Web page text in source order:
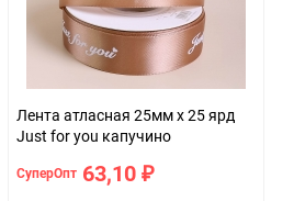
Лента атласная 25мм х 25 ярд
Just for you капучино
СуперОпт 63,10 ₽